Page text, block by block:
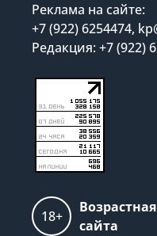
Реклама на сайте:
+7 (922) 6254474,
Редакция: +7 (922)
18+
сайта